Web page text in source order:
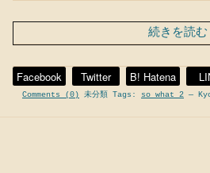
続きを読む
Facebook Twitter B! Hatena
Comments (0) 未分類 Tags: so what 2 —